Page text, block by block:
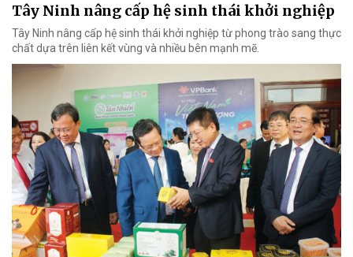
Tây Ninh nâng cấp hệ sinh thái khởi nghiệp
Tây Ninh nâng cấp hệ sinh thái khởi nghiệp từ phong trào sang thực
chất dựa trên liên kết vùng và nhiều bên mạnh mẽ.